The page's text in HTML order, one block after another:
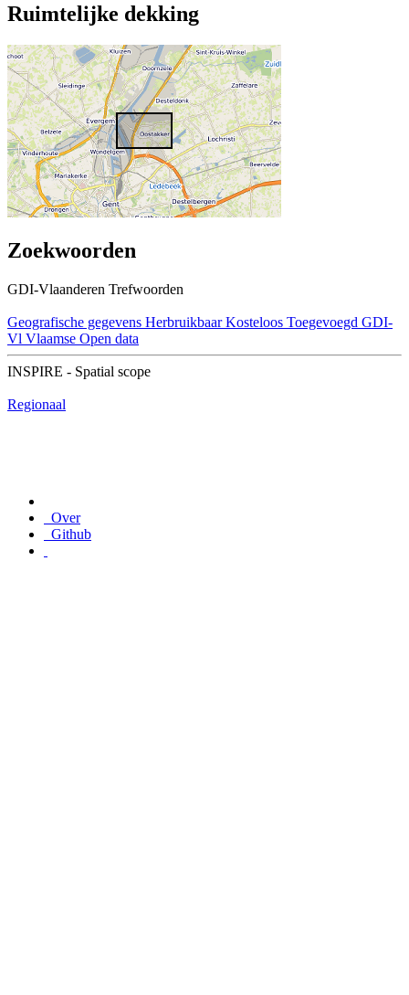
Ruimtelijke dekking
Zoekwoorden
GDI-Vlaanderen Trefwoorden
Geografische gegevens Herbruikbaar Kosteloos Toegevoegd GDI-
Vl Vlaamse Open data
INSPIRE - Spatial scope
Regionaal
Over
Github